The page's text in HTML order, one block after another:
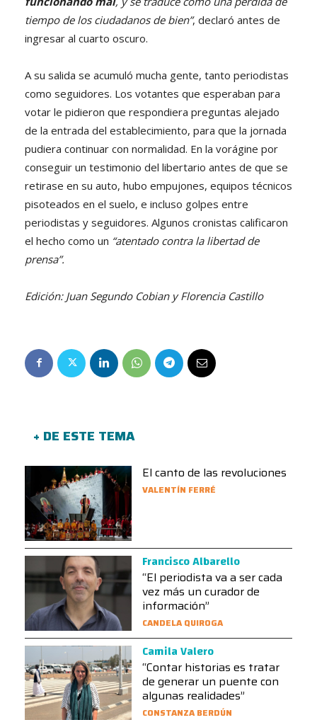
tiempo de los ciudadanos de bien”, declaró antes de
ingresar al cuarto oscuro.
A su salida se acumuló mucha gente, tanto periodistas
como seguidores. Los votantes que esperaban para
votar le pidieron que respondiera preguntas alejado
de la entrada del establecimiento, para que la jornada
pudiera continuar con normalidad. En la vorágine por
conseguir un testimonio del libertario antes de que se
retirase en su auto, hubo empujones, equipos técnicos
pisoteados en el suelo, e incluso golpes entre
periodistas y seguidores. Algunos cronistas calificaron
el hecho como un “atentado contra la libertad de
prensa”.
Edición: Juan Segundo Cobian y Florencia Castillo
+ DE ESTE TEMA
El canto de las revoluciones
VALENTÍN FERRÉ
Francisco Albarello
“El periodista va a ser cada
vez más un curador de
información”
CANDELA QUIROGA
Camila Valero
“Contar historias es tratar
de generar un puente con
algunas realidades”
CONSTANZA BERDÚN